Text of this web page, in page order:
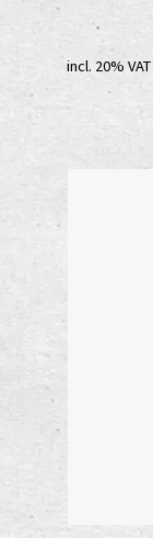
incl. 20% VAT